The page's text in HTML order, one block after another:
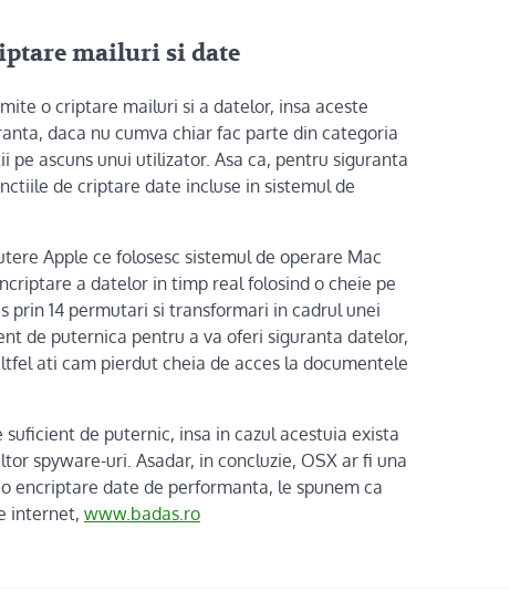
mailuri si date
o criptare mailuri si a datelor, insa aceste
daca nu cumva chiar fac parte din categoria
ascuns unui utilizator. Asa ca, pentru siguranta
de criptare date incluse in sistemul de
Apple ce folosesc sistemul de operare Mac
a datelor in timp real folosind o cheie pe
14 permutari si transformari in cadrul unei
de puternica pentru a va oferi siguranta datelor,
ati cam pierdut cheia de acces la documentele
de puternic, insa in cazul acestuia exista
spyware-uri. Asadar, in concluzie, OSX ar fi una
encriptare date de performanta, le spunem ca
internet, www.badas.ro